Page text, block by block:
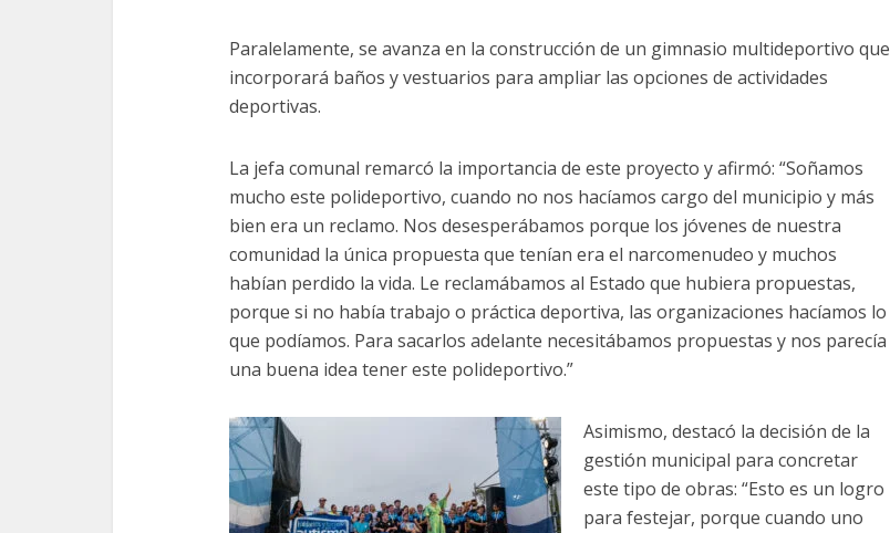
Paralelamente, se avanza en la construcción de un gimnasio multideportivo que
incorporará baños y vestuarios para ampliar las opciones de actividades
deportivas.
La jefa comunal remarcó la importancia de este proyecto y afirmó: “Soñamos
mucho este polideportivo, cuando no nos hacíamos cargo del municipio y más
bien era un reclamo. Nos desesperábamos porque los jóvenes de nuestra
comunidad la única propuesta que tenían era el narcomenudeo y muchos
habían perdido la vida. Le reclamábamos al Estado que hubiera propuestas,
porque si no había trabajo o práctica deportiva, las organizaciones hacíamos lo
que podíamos. Para sacarlos adelante necesitábamos propuestas y nos parecía
una buena idea tener este polideportivo.”
Asimismo, destacó la decisión de la
gestión municipal para concretar
este tipo de obras: “Esto es un logro
para festejar, porque cuando uno